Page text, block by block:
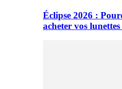
Éclipse 2026 :
acheter vos